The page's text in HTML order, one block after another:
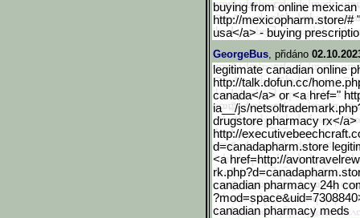
buying from online
http://mexicopharm.store/#
usa</a> - buying
GeorgeBus, přidáno
legitimate canadian online
http://talk.dofun.cc/
canada</a> or <a href="
ia__/js/
drugstore pharmacy rx</a>
http://executivebeechcraf
d=canadapharm.store
<a href=http://
canadian pharmacy 24h
canadian pharmacy meds